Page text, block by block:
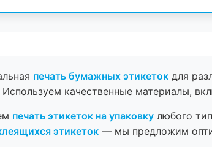
печать бумажных этикеток для
качественные материалы,
печать этикеток на упаковку любого
этикеток — мы предложим